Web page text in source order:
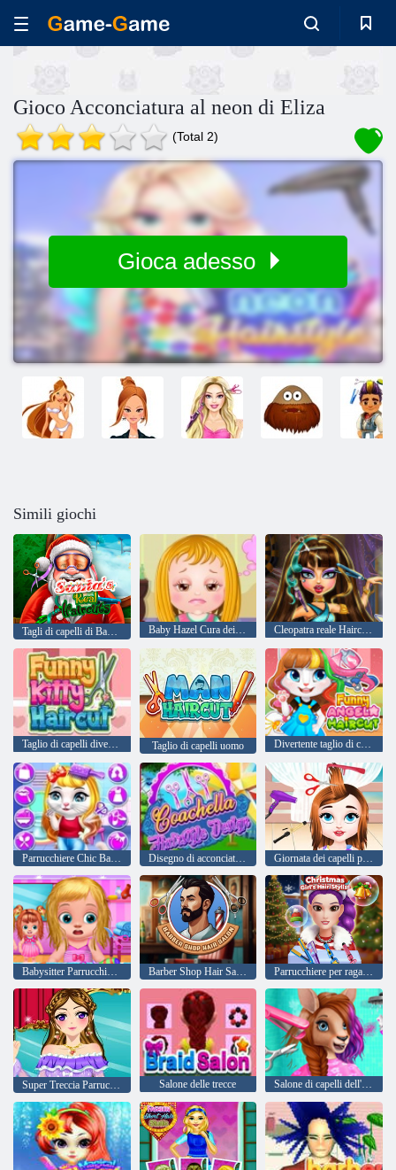
Gioco Acconciatura al neon di Eliza
(Total 2)
Gioca adesso
Simili giochi
Tagli di capelli di Babbo Natale reale Baby Hazel Cura dei capelli Cleopatra reale Haircuts
Taglio di capelli divertente del gattino Taglio di capelli uomo Divertente taglio di capelli Angela
Parrucchiere Chic Baby Kitty Disegno di acconciatura Coachella Giornata dei capelli per Baby Taylor
Barber Shop Hair Salon Sim
Super Treccia Parrucchiere HD Salone delle trecce Salone di capelli dell'animale dell'Australia